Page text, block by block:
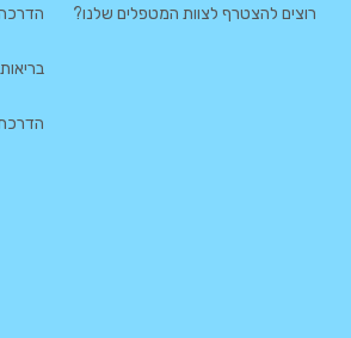
רוצים להצטרף לצוות המטפלים שלנו? הדרכה